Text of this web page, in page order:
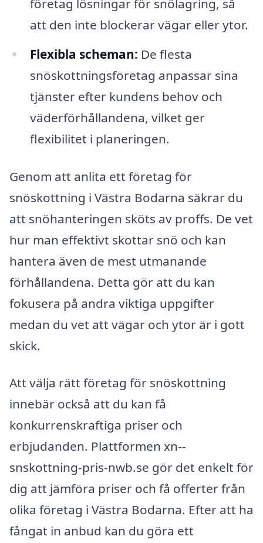
företag lösningar för snölagring, så
att den inte blockerar vägar eller ytor.
Flexibla scheman: De flesta
snöskottningsföretag anpassar sina
tjänster efter kundens behov och
väderförhållandena, vilket ger
flexibilitet i planeringen.
Genom att anlita ett företag för
snöskottning i Västra Bodarna säkrar du
att snöhanteringen sköts av proffs. De vet
hur man effektivt skottar snö och kan
hantera även de mest utmanande
förhållandena. Detta gör att du kan
fokusera på andra viktiga uppgifter
medan du vet att vägar och ytor är i gott
skick.
Att välja rätt företag för snöskottning
innebär också att du kan få
konkurrenskraftiga priser och
erbjudanden. Plattformen xn--
snskottning-pris-nwb.se gör det enkelt för
dig att jämföra priser och få offerter från
olika företag i Västra Bodarna. Efter att ha
fångat in anbud kan du göra ett